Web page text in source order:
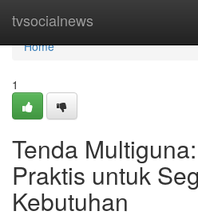
tvsocialnews
Home
Home
1
Tenda
Praktis untuk
Kebutuhan